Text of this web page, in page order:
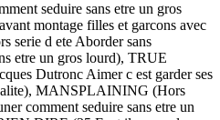
seduire sans etre un gros
montage filles et garcons avec
d ete Aborder sans
etre un gros lourd), TRUE
Dutronc Aimer c est garder ses
MANSPLAINING (Hors
comment seduire sans etre un